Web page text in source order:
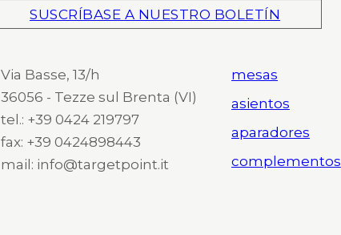
SUSCRÍBASE A NUESTRO BOLETÍN
Via Basse, 13/h
36056 - Tezze sul Brenta (VI)
tel.: +39 0424 219797
fax: +39 0424898443
mail: info@targetpoint.it
mesas
asientos
aparadores
complementos